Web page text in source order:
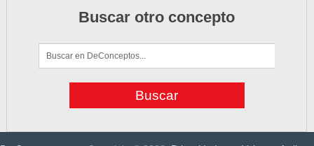
Buscar otro concepto